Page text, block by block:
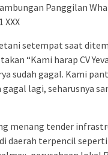
Panggilan
XXX
setempat saat
“Kami harap CV
sudah gagal. Kami
lagi, seharusnya
menang tender
daerah terpencil